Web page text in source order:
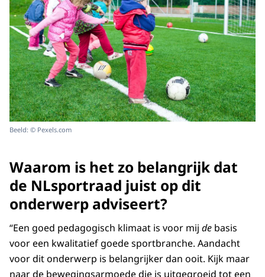
Beeld: © Pexels.com
Waarom is het zo belangrijk dat
de NLsportraad juist op dit
onderwerp adviseert?
“Een goed pedagogisch klimaat is voor mij de basis
voor een kwalitatief goede sportbranche. Aandacht
voor dit onderwerp is belangrijker dan ooit. Kijk maar
naar de bewegingsarmoede die is uitgegroeid tot een